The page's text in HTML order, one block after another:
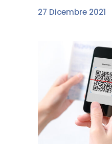
27 Dicembre 2021